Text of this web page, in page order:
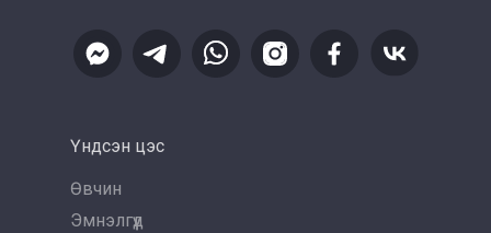
Үндсэн цэс
Өвчин
Эмнэлгүүд